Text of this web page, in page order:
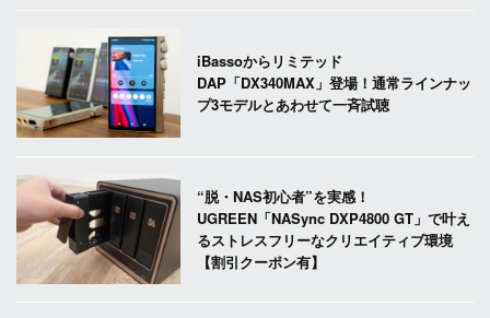
iBassoからリミテッド
DAP「DX340MAX」登場！通常ラインナッ
プ3モデルとあわせて一斉試聴
“脱・NAS初心者”を実感！
UGREEN「NASync DXP4800 GT」で叶え
るストレスフリーなクリエイティブ環境
【割引クーポン有】